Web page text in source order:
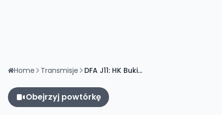
Home Transmisje DFA J11: HK Buki - HK Slivnica [TRANSMISJA, LIVE]
Obejrzyj powtórkę